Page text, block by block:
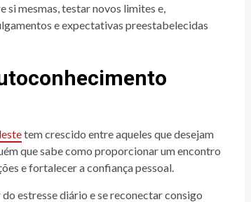
mesmas, testar novos limites e,
e expectativas preestabelecidas
tem crescido entre aqueles que desejam
que sabe como proporcionar um encontro
e fortalecer a confiança pessoal.
estresse diário e se reconectar consigo